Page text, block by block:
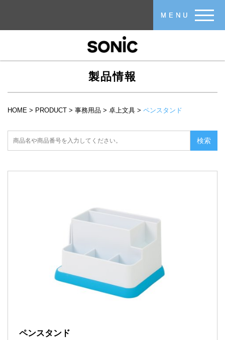
MENU
製品情報
HOME > PRODUCT > 事務用品 > 卓上文具 > ペンスタンド
ペンスタンド